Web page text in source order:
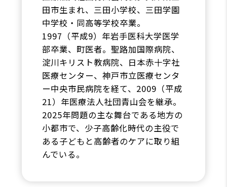
田市生まれ、三田小学校、三田学園
中学校・同高等学校卒業。
1997（平成9）年岩手医科大学医学
部卒業、町医者。聖路加国際病院、
淀川キリスト教病院、日本赤十字社
医療センター、神戸市立医療センタ
ー中央市民病院を経て、2009（平成
21）年医療法人社団青山会を継承。
2025年問題の主な舞台である地方の
小都市で、少子高齢化時代の主役で
ある子どもと高齢者のケアに取り組
んでいる。